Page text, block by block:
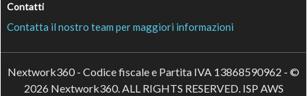
Contatti
Contatta il nostro team per maggiori informazioni
Nextwork360 - Codice fiscale e Partita IVA 13868590962 - ©
2026 Nextwork360. ALL RIGHTS RESERVED. ISP AWS